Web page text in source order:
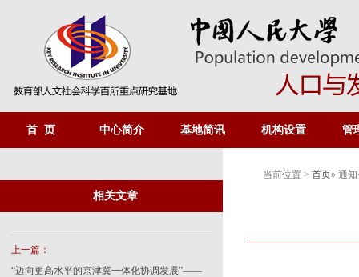
首 页 中心简介 基地简讯 机构设置 管
相关文章
上一篇：
“迈向更高水平的京津冀一体化协调发展”——
当前位置 > 首页» 通